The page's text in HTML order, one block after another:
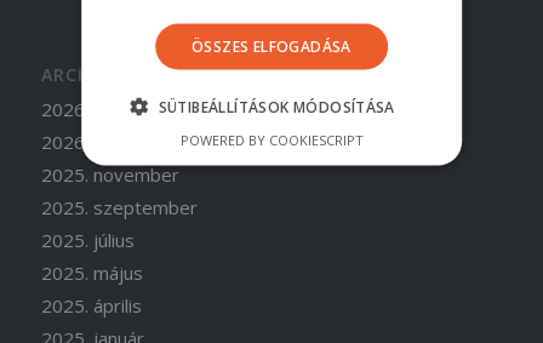
ARCHÍVUM
2026. június
2026. április
2025. november
2025. szeptember
2025. július
2025. május
2025. április
2025. január
ÖSSZES ELFOGADÁSA
SÜTIBEÁLLÍTÁSOK MÓDOSÍTÁSA
POWERED BY COOKIESCRIPT